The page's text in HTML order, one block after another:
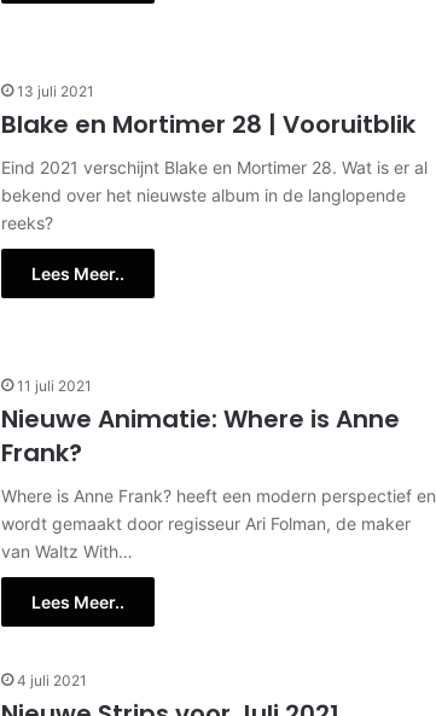
13 juli 2021
Blake en Mortimer 28 | Vooruitblik
Eind 2021 verschijnt Blake en Mortimer 28. Wat is er al
bekend over het nieuwste album in de langlopende
reeks?
Lees Meer..
11 juli 2021
Nieuwe Animatie: Where is Anne
Frank?
Where is Anne Frank? heeft een modern perspectief en
wordt gemaakt door regisseur Ari Folman, de maker
van Waltz With…
Lees Meer..
4 juli 2021